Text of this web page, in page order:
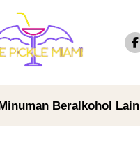
Minuman Beralkohol Lain